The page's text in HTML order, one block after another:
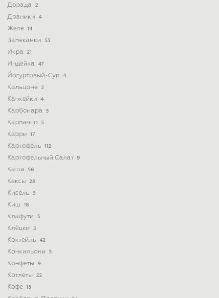
Дорада 2
Драники 4
Желе 14
Запеканки 55
Икра 21
Индейка 47
Йогуртовый-Суп 4
Кальцоне 2
Капкейки 4
Карбонара 5
Карпаччо 5
Карри 17
Картофель 112
Картофельный Салат 9
Каши 58
Кексы 28
Кисель 3
Киш 16
Клафути 3
Клёцки 5
Коктейль 42
Конкильони 5
Конфеты 9
Котлеты 22
Кофе 15